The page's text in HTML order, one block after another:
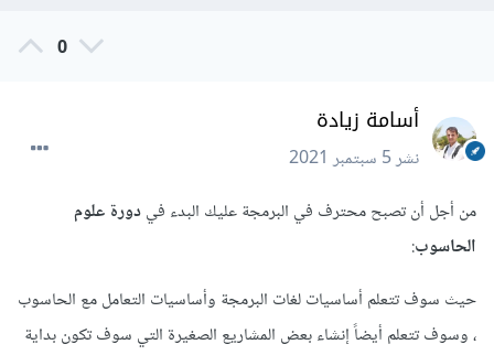
0
أسامة زيادة
نشر5 سبتمبر 2021
من أجل أن تصبح محترف في البرمجة عليك البدء فيدورة علوم
الحاسوب:
حيث سوف تتعلم أساسيات لغات البرمجة وأساسيات التعامل مع الحاسوب
، وسوف تتعلم أيضاً إنشاء بعض المشاريع الصغيرة التي سوف تكون بداية